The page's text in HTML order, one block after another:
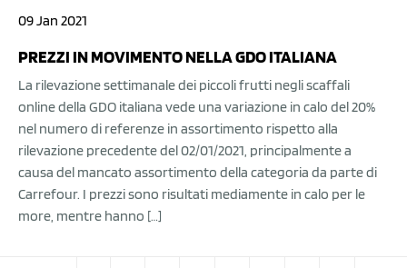
09 Jan 2021
PREZZI IN MOVIMENTO NELLA GDO ITALIANA
La rilevazione settimanale dei piccoli frutti negli scaffali
online della GDO italiana vede una variazione in calo del 20%
nel numero di referenze in assortimento rispetto alla
rilevazione precedente del 02/01/2021, principalmente a
causa del mancato assortimento della categoria da parte di
Carrefour. I prezzi sono risultati mediamente in calo per le
more, mentre hanno […]